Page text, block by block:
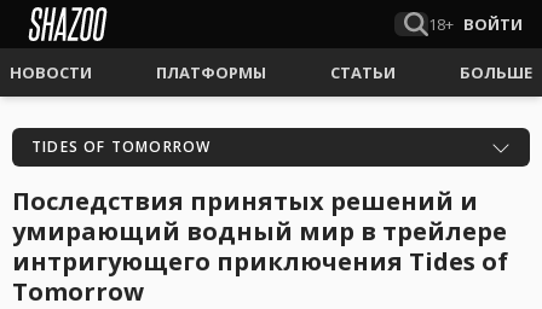
18+ ВОЙТИ
НОВОСТИ ПЛАТФОРМЫ СТАТЬИ БОЛЬШЕ
TIDES OF TOMORROW
Последствия принятых решений и
умирающий водный мир в трейлере
интригующего приключения Tides of
Tomorrow